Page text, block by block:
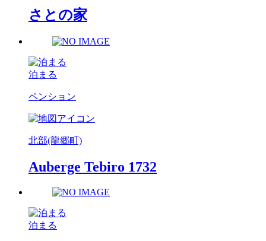
さとの家
泊まる
ペンション
北部(龍郷町)
Auberge Tebiro 1732
泊まる